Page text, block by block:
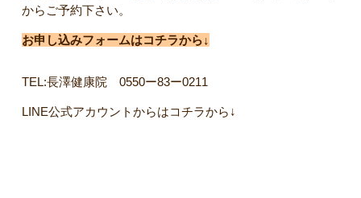
からご予約下さい。
お申し込みフォームはコチラから↓
TEL:長澤健康院 0550ー83ー0211
LINE公式アカウントからはコチラから↓